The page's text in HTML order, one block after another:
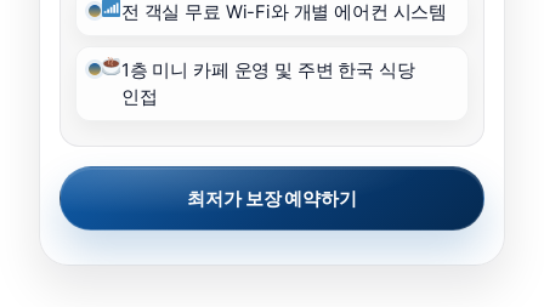
전 객실 무료 Wi-Fi와 개별 에어컨 시스템
1층 미니 카페 운영 및 주변 한국 식당
인접
최저가 보장 예약하기